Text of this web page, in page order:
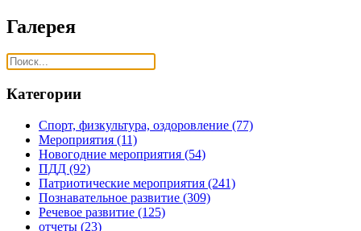
Галерея
Категории
Спорт, физкультура, оздоровление (77)
Мероприятия (11)
Новогодние мероприятия (54)
ПДД (92)
Патриотические мероприятия (241)
Познавательное развитие (309)
Речевое развитие (125)
отчеты (23)